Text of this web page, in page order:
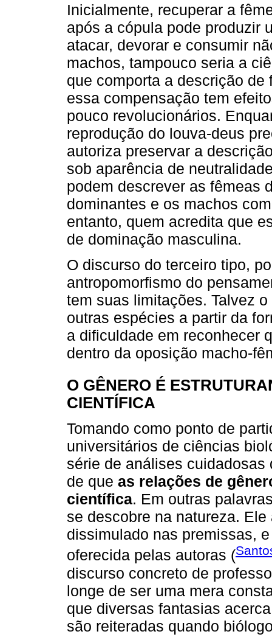
Inicialmente, recuperar a
após a cópula pode produzir
atacar, devorar e consumir
machos, tampouco seria a
que comporta a descrição
essa compensação tem
pouco revolucionários.
reprodução do louva-deus
autoriza preservar a
sob aparência de
podem descrever as fêmeas
dominantes e os machos
entanto, quem acredita que
de dominação masculina.
O discurso do terceiro tipo,
antropomorfismo do
tem suas limitações. Talvez
outras espécies a partir da
a dificuldade em reconhecer
dentro da oposição macho-
O GÊNERO É
CIENTÍFICA
Tomando como ponto de
universitários de ciências
série de análises
de que as relações de
científica. Em outras
se descobre na natureza.
dissimulado nas premissas,
oferecida pelas autoras (
discurso concreto de
longe de ser uma mera
que diversas fantasias
são reiteradas quando